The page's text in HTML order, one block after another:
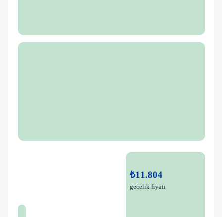
₺11.804
gecelik fiyatı